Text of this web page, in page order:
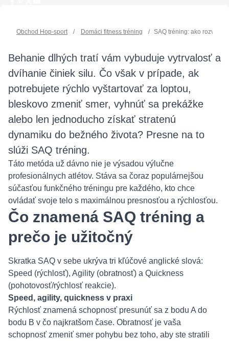
Obchod Hop-sport / Domáci fitness tréning / SAQ tréning: ako rozvíjať
Behanie dlhých tratí vám vybuduje vytrvalosť a
dvíhanie činiek silu. Čo však v prípade, ak
potrebujete rýchlo vyštartovať za loptou,
bleskovo zmeniť smer, vyhnúť sa prekážke
alebo len jednoducho získať stratenú
dynamiku do bežného života? Presne na to
slúži SAQ tréning.
Táto metóda už dávno nie je výsadou výlučne
profesionálnych atlétov. Stáva sa čoraz populárnejšou
súčasťou funkčného tréningu pre každého, kto chce
ovládať svoje telo s maximálnou presnosťou a rýchlosťou.
Čo znamená SAQ tréning a
prečo je užitočný
Skratka SAQ v sebe ukrýva tri kľúčové anglické slová:
Speed (rýchlosť), Agility (obratnosť) a Quickness
(pohotovosť/rýchlosť reakcie).
Speed, agility, quickness v praxi
Rýchlosť znamená schopnosť presunúť sa z bodu A do
bodu B v čo najkratšom čase. Obratnosť je vaša
schopnosť zmeniť smer pohybu bez toho, aby ste stratili